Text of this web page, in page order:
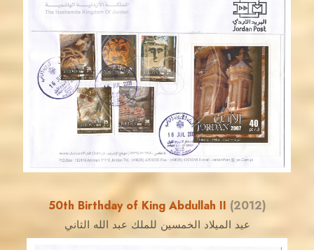
JS
JORDANSTAMPS.COM
EST. 2007
50th Birthday of King Abdullah II (2012)
عيد الميلاد الخمسين للملك عبد الله الثاني